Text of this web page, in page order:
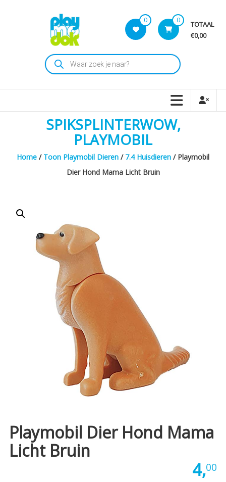
Playmodok
Tweedehands
dromen
voor
iedereen
0 0 TOTAAL
€0,00
Producten
zoeken
SPIKSPLINTERWOW,
PLAYMOBIL
Home / Toon Playmobil Dieren / 7.4 Huisdieren / Playmobil
Dier Hond Mama Licht Bruin
Playmobil Dier Hond Mama
Licht Bruin
4,00